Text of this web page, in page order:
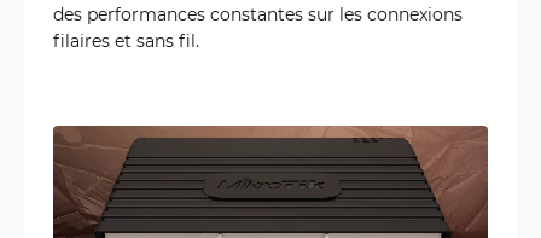
des performances constantes sur les connexions
filaires et sans fil.